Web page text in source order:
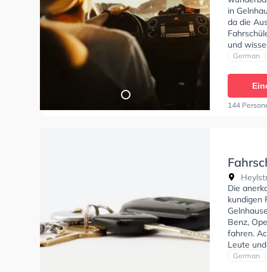
in
da die
und
Prüfung.
anfragen.
German
144
Die
kundigen
Benz,
fahren.
Leute
gehen,
German